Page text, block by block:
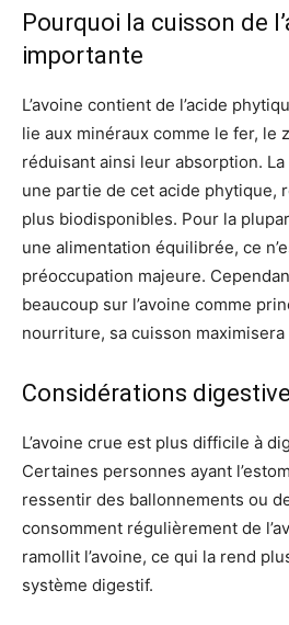
Pourquoi la cuisson de
importante
L’avoine contient de l’acide
lie aux minéraux comme le fer, le
réduisant ainsi leur absorption.
une partie de cet acide phytique,
plus biodisponibles. Pour la
une alimentation équilibrée, ce
préoccupation majeure.
beaucoup sur l’avoine comme
nourriture, sa cuisson
Considérations
L’avoine crue est plus difficile à
Certaines personnes ayant
ressentir des ballonnements ou
consomment régulièrement de
ramollit l’avoine, ce qui la rend
système digestif.